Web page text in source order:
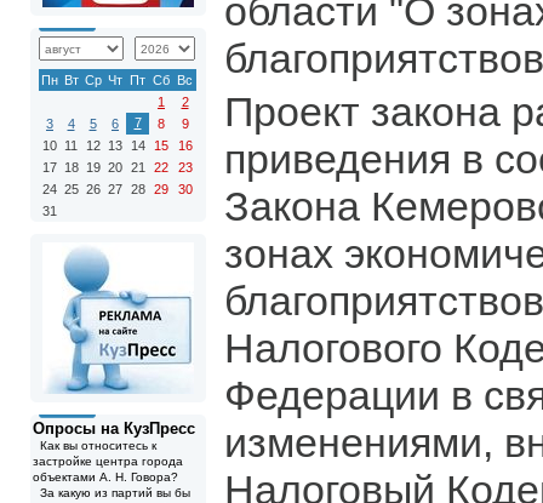
Пн Вт Ср Чт Пт Сб Вс
1
2
3
4 5 6 7 8
9
10 11 12 13 14 15
16
17 18 19 20 21 22
23
24 25 26 27 28 29
30
31
Опросы на КузПресс
Как вы относитесь к
застройке центра города
объектами А. Н. Говора?
За какую из партий вы бы
области "О
Проект закона
приведения в
Закона
зонах
Налогового
Федерации в
изменениями,
Налоговый